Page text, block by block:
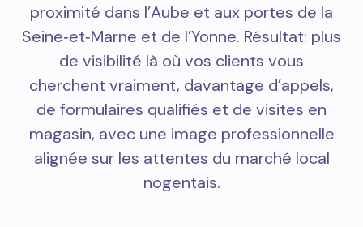
proximité dans l’Aube et aux portes de la
Seine‑et‑Marne et de l’Yonne. Résultat: plus
de visibilité là où vos clients vous
cherchent vraiment, davantage d’appels,
de formulaires qualifiés et de visites en
magasin, avec une image professionnelle
alignée sur les attentes du marché local
nogentais.